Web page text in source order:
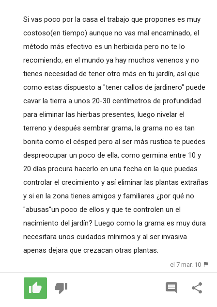
Si vas poco por la casa el trabajo que propones es muy
costoso(en tiempo) aunque no vas mal encaminado, el
método más efectivo es un herbicida pero no te lo
recomiendo, en el mundo ya hay muchos venenos y no
tienes necesidad de tener otro más en tu jardín, así que
como estas dispuesto a "tener callos de jardinero" puede
cavar la tierra a unos 20-30 centímetros de profundidad
para eliminar las hierbas presentes, luego nivelar el
terreno y después sembrar grama, la grama no es tan
bonita como el césped pero al ser más rustica te puedes
despreocupar un poco de ella, como germina entre 10 y
20 días procura hacerlo en una fecha en la que puedas
controlar el crecimiento y así eliminar las plantas extrañas
y si en la zona tienes amigos y familiares ¿por qué no
"abusas"un poco de ellos y que te controlen un el
nacimiento del jardín? Luego como la grama es muy dura
necesitara unos cuidados mínimos y al ser invasiva
apenas dejara que crezacan otras plantas.
el 7 mar. 10